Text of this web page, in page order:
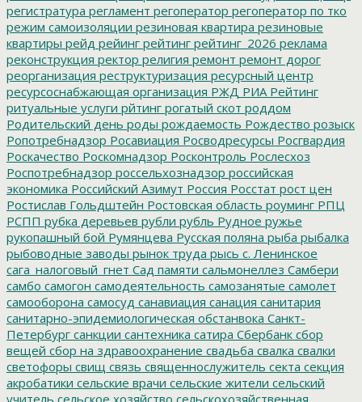
регистратура регламент регоператор регоператор по тко
режим самоизоляции резиновая квартира резиновые
квартиры рейд рейинг рейтинг рейтинг_2026 реклама
реконструкция ректор религия ремонт ремонт дорог
реорганизация реструктуризация ресурсный центр
ресурсоснабжающая организация РЖД РИА Рейтинг
ритуальные услуги рйтинг рогатый скот роддом
Родительский день роды рождаемость Рождество розыск
Ропотребнадзор Росавиация Росводресурсы Росгвардия
Роскачество Роскомнадзор Росконтроль Рослесхоз
Роспотребнадзор россельхознадзор российская
экономика Российский Азимут Россия Росстат рост цен
Ростислав Гольдштейн Ростовская область роуминг РПЦ
РСПП рубка деревьев рубли рубль Рудное ружье
рукопашный бой Румянцева Русская поляна рыба рыбалка
рыбоводные заводы рынок труда рысь с. Ленинское
сага_налоговый_гнет Сад памяти сальмонеллез Самбери
самбо самогон самодеятельность самозанятые самолет
самооборона самосуд санавиация санация санитария
санитарно-эпидемиологическая обстанвока Санкт-
Петербург санкции сантехника сатира Сбербанк сбор
вещей сбор на здравоохранение свадьба свалка свалки
светофоры свищ связь священнослужитель секта секция
акробатики сельские врачи сельские жители сельский
учитель сельское хозяйство сельскохозяйственная